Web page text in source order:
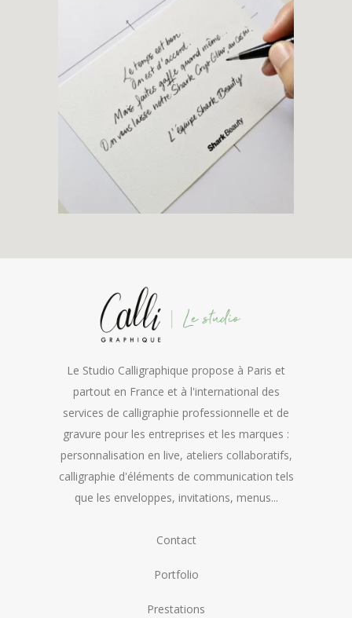
Le Studio Calligraphique propose à Paris et
partout en France et à l'international des
services de calligraphie professionnelle et de
gravure pour les entreprises et les marques :
personnalisation en live, ateliers collaboratifs,
calligraphie d'éléments de communication tels
que les enveloppes, invitations, menus...
Contact
Portfolio
Prestations